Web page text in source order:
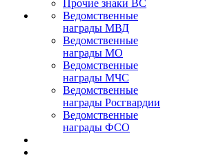
Прочие знаки ВС
Ведомственные
награды МВД
Ведомственные
награды МО
Ведомственные
награды МЧС
Ведомственные
награды Росгвардии
Ведомственные
награды ФСО